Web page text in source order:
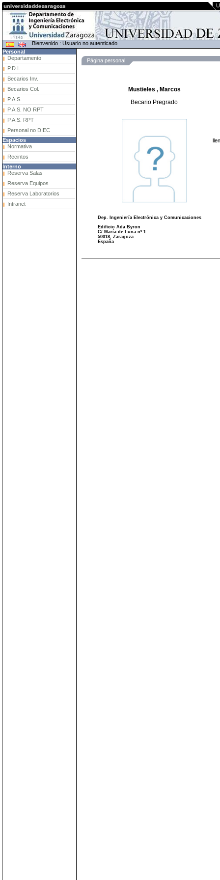
Bienvenido : Usuario no autenticado
Personal
Departamento
P.D.I.
Becarios Inv.
Becarios Col.
P.A.S.
P.A.S. NO RPT
P.A.S. RPT
Personal no DIEC
Espacios
Normativa
Recintos
Interno
Reserva Salas
Reserva Equipos
Reserva Laboratorios
Intranet
Página personal
Mustieles , Marcos
Becario Pregrado
Dep. Ingeniería Electrónica y Comunicaciones
Edificio Ada Byron
C/ María de Luna nº 1
50018, Zaragoza
España